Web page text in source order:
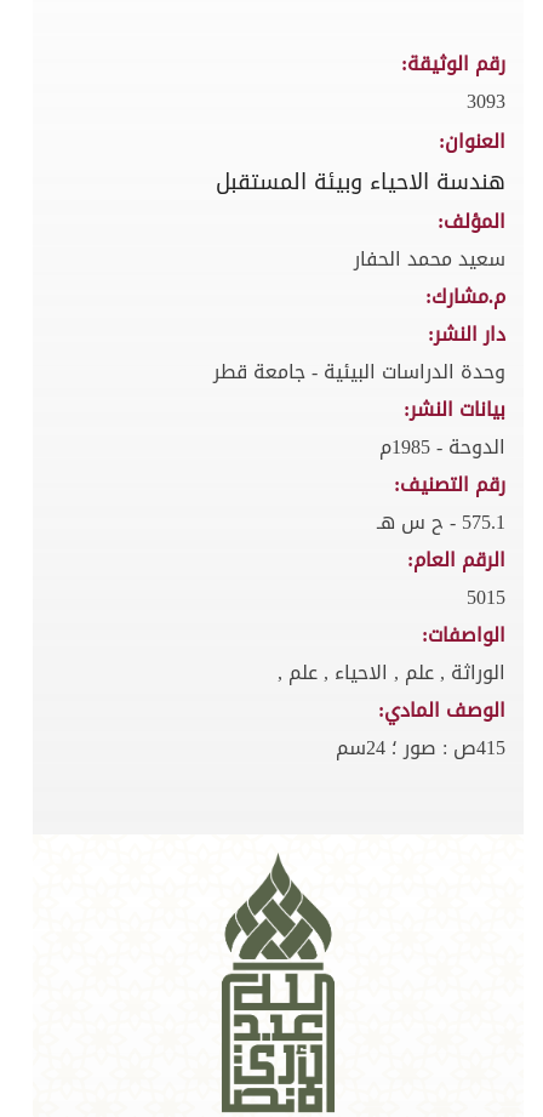
رقم الوثيقة:
3093
العنوان:
هندسة الاحياء وبيئة المستقبل
المؤلف:
سعيد محمد الحفار
م.مشارك:
دار النشر:
وحدة الدراسات البيئية - جامعة قطر
بيانات النشر:
الدوحة - 1985م
رقم التصنيف:
575.1 - ح س هـ
الرقم العام:
5015
الواصفات:
الوراثة , علم , الاحياء , علم ,
الوصف المادي:
415ص : صور ؛ 24سم